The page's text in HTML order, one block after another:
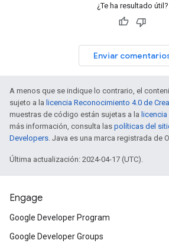
¿Te ha resultado útil?
Enviar
A menos que se indique lo contrario, el
sujeto a la licencia Reconocimiento 4.0 de
muestras de código están sujetas a la
más información, consulta las políticas del
Developers. Java es una marca registrada de
Última actualización: 2024-04-17 (UTC).
Engage
Google Developer Program
Google Developer Groups